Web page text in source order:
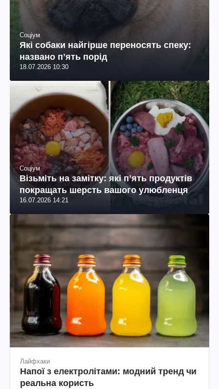
Соціум
Які собаки найгірше переносять спеку:
названо пʼять порід
18.07.2026 10:30
Соціум
Візьміть на замітку: які пʼять продуктів
покращать шерсть вашого улюбленця
16.07.2026 14:21
Лайфхаки
Напої з електролітами: модний тренд чи
реальна користь